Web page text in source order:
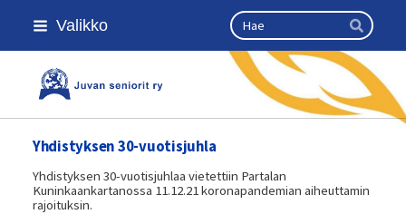
Siirry
sivun
Valikko Haku
Hae
Kansallinen senioriliitto
Yhdistyksen 30-vuotisjuhla
Yhdistyksen 30-vuotisjuhlaa vietettiin Partalan
Kuninkaankartanossa 11.12.21 koronapandemian aiheuttamin
rajoituksin.